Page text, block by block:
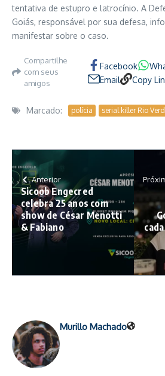
tentativa de estupro e latrocínio. A
Goiás, responsável por sua defesa,
manifestar sobre o caso.
Compartilhe
com seus
amigos
Facebook
Email
Copy
Marcado: polícia serial killer Rio
Anterior
Sicoob Engecred
celebra 25 anos com
show de César Menotti
& Fabiano
Murillo Machado